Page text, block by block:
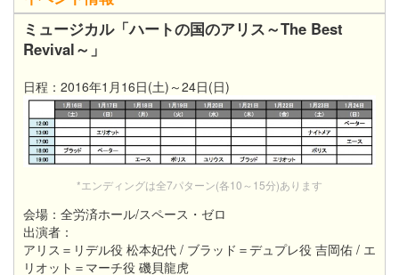
ミュージカル「ハートの国のアリス～The Best
Revival～」
日程：2016年1月16日(土)～24日(日)
*エンディングは全7パターン(各10～15分)あります
会場：全労済ホール/スペース・ゼロ
出演者：
アリス＝リデル役 松本妃代 / ブラッド＝デュプレ役 吉岡佑 / エ
リオット＝マーチ役 磯貝龍虎